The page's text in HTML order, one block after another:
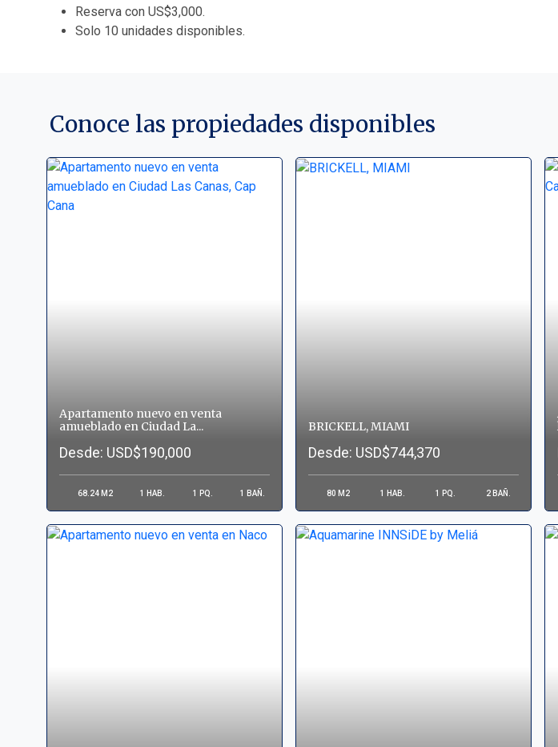
Reserva con US$3,000.
Solo 10 unidades disponibles.
Conoce las propiedades disponibles
Apartamento nuevo en venta
amueblado en Ciudad La...
Desde: USD$190,000
68.24 M2 1 HAB. 1 PQ. 1 BAÑ.
BRICKELL, MIAMI
Desde: USD$744,370
80 M2 1 HAB. 1 PQ. 2 BAÑ.